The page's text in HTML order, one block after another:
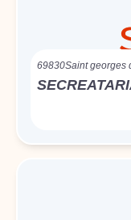
69830Saint georges